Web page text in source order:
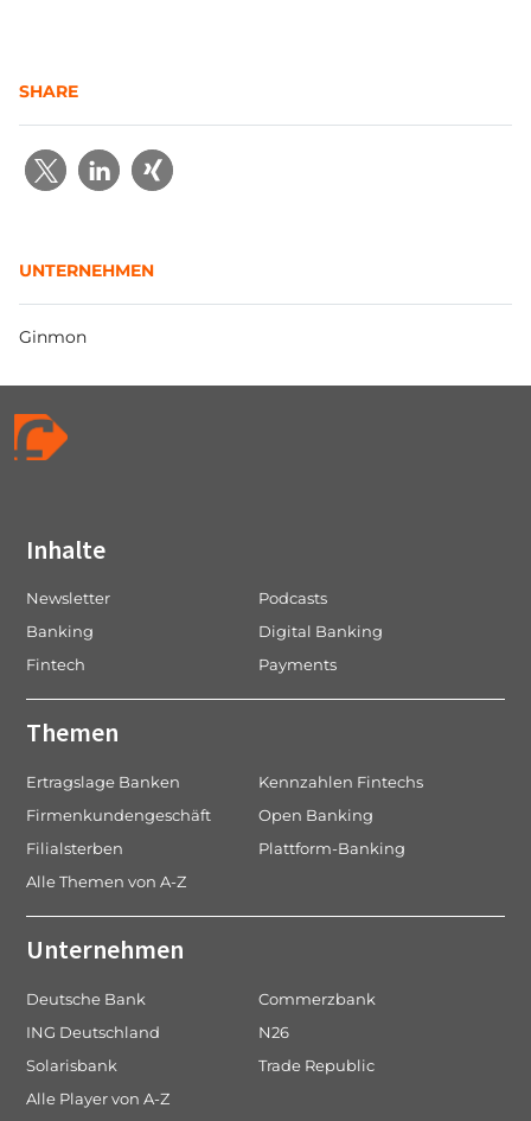
SHARE
UNTERNEHMEN
Ginmon
Inhalte
Newsletter
Podcasts
Banking
Digital Banking
Fintech
Payments
Themen
Ertragslage Banken
Kennzahlen Fintechs
Firmenkundengeschäft
Open Banking
Filialsterben
Plattform-Banking
Alle Themen von A-Z
Unternehmen
Deutsche Bank
Commerzbank
ING Deutschland
N26
Solarisbank
Trade Republic
Alle Player von A-Z